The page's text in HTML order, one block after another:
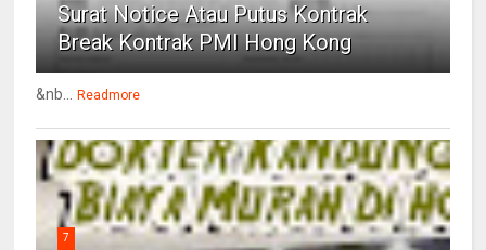
Surat Notice Atau Putus Kontrak
Break Kontrak PMI Hong Kong
&nb... Readmore
7